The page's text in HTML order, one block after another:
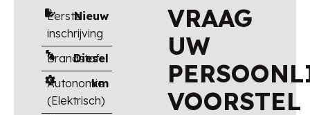
Eerste
inschrijving
Nieuw
Brandstof
Diesel
Autonomie
(Elektrisch)
km
VRAAG
UW
VOORSTEL